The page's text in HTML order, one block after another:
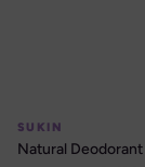
SUKIN
Natural